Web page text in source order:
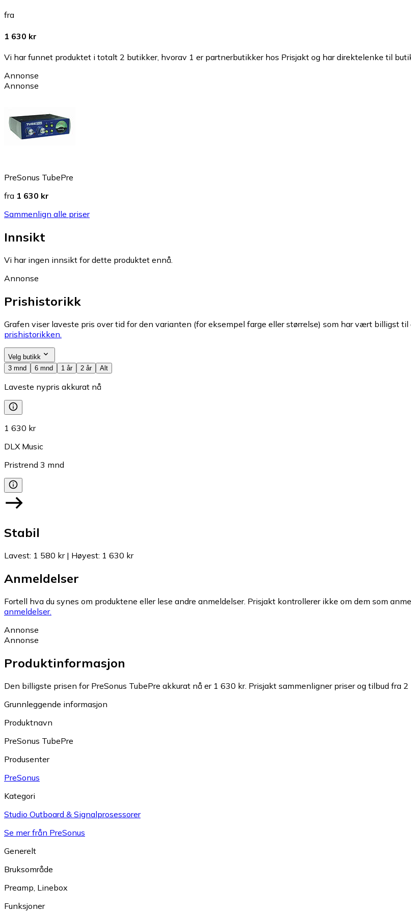
fra
1 630 kr
Vi har funnet produktet i totalt 2 butikker, hvorav 1 er partnerbutikker hos Prisjakt og har direktelenke til
Annonse
Annonse
PreSonus TubePre
fra 1 630 kr
Sammenlign alle priser
Innsikt
Vi har ingen innsikt for dette produktet ennå.
Annonse
Prishistorikk
Grafen viser laveste pris over tid for den varianten (for eksempel farge eller størrelse) som har vært billigst
prishistorikken.
Velg butikk
3 mnd
6 mnd 1 år 2 år Alt
Laveste nypris akkurat nå
1 630 kr
DLX Music
Pristrend 3 mnd
Stabil
Lavest: 1 580 kr| Høyest: 1 630 kr
Anmeldelser
Fortell hva du synes om produktene eller lese andre anmeldelser. Prisjakt kontrollerer ikke om dem som
anmeldelser.
Annonse
Annonse
Produktinformasjon
Den billigste prisen for PreSonus TubePre akkurat nå er 1 630 kr. Prisjakt sammenligner priser og tilbud fra 2
Grunnleggende informasjon
Produktnavn
PreSonus TubePre
Produsenter
PreSonus
Kategori
Studio Outboard & Signalprosessorer
Se mer från PreSonus
Generelt
Bruksområde
Preamp Linebox
Funksjoner